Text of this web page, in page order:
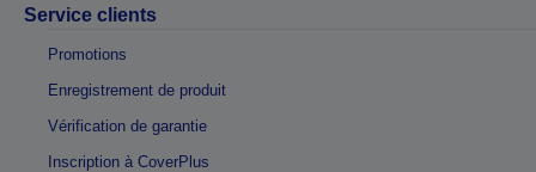
Service clients
Promotions
Enregistrement de produit
Vérification de garantie
Inscription à CoverPlus